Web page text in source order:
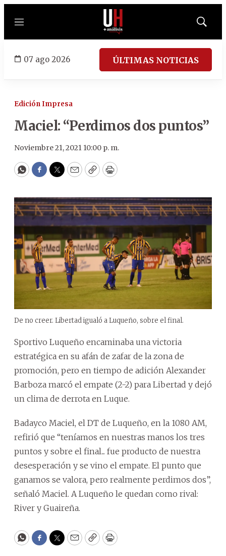
Menú
Mostrar
07 ago 2026 ÚLTIMAS NOTICIAS
Edición Impresa
Maciel: “Perdimos dos puntos”
Noviembre 21, 2021 10:00 p. m.
WhatsApp
Facebook
Twitter
EmailCopyPrint
De no creer. Libertad igualó a Luqueño, sobre el final.
Sportivo Luqueño encaminaba una victoria
estratégica en su afán de zafar de la zona de
promoción, pero en tiempo de adición Alexander
Barboza marcó el empate (2-2) para Libertad y dejó
un clima de derrota en Luque.
Badayco Maciel, el DT de Luqueño, en la 1080 AM,
refirió que “teníamos en nuestras manos los tres
puntos y sobre el final... fue producto de nuestra
desesperación y se vino el empate. El punto que
ganamos se valora, pero realmente perdimos dos”,
señaló Maciel. A Luqueño le quedan como rival:
River y Guaireña.
WhatsApp
Facebook
Twitter
EmailCopyPrint